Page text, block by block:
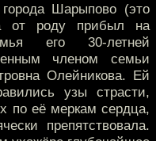
Шарыпово (это
от роду прибыл на
его 30-летней
членом семьи
Олейникова. Ей
узы страсти,
по её меркам сердца,
препятствовала.